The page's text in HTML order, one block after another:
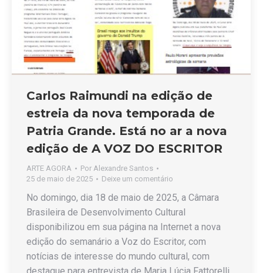
Carlos Raimundi na edição de
estreia da nova temporada de
Patria Grande. Está no ar a nova
edição de A VOZ DO ESCRITOR
ARTE AGORA Por Alexandre Santos
25 de maio de 2025
Deixe um comentário
No domingo, dia 18 de maio de 2025, a Câmara
Brasileira de Desenvolvimento Cultural
disponibilizou em sua página na Internet a nova
edição do semanário a Voz do Escritor, com
notícias de interesse do mundo cultural, com
destaque para entrevista de Maria Lúcia Fattorelli